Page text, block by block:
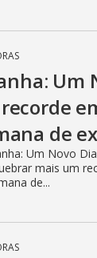
Um
de
Um Novo
mais um
de...